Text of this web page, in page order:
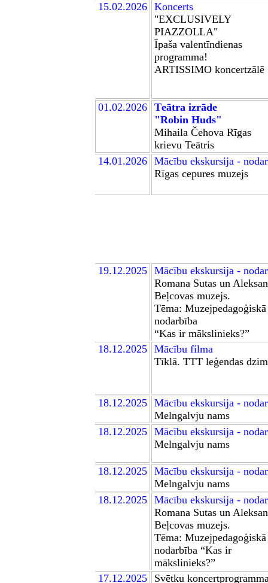
15.02.2026
Koncerts
"EXCLUSIVELY
PIAZZOLLA"
Īpaša valentīndienas
programma!
ARTISSIMO koncertzālē
01.02.2026 Teātra izrāde
"Robin Huds"
Mihaila Čehova Rīgas
krievu Teātris
14.01.2026
Mācību ekskursija -
Rīgas cepures muzejs
19.12.2025
Mācību ekskursija -
Romana Sutas un
Beļcovas muzejs.
Tēma: Muzejpedagoģiskā
nodarbība
“Kas ir mākslinieks?”
18.12.2025 Mācību filma
Tīklā. TTT leģendas
18.12.2025
Mācību ekskursija -
Melngalvju nams
18.12.2025
Mācību ekskursija -
Melngalvju nams
18.12.2025
Mācību ekskursija -
Melngalvju nams
18.12.2025
Mācību ekskursija -
Romana Sutas un
Beļcovas muzejs.
Tēma: Muzejpedagoģiskā
nodarbība “Kas ir
mākslinieks?”
17.12.2025 Svētku